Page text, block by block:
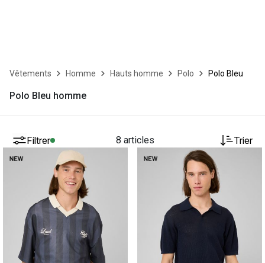
Vêtements Homme Hauts homme Polo Polo Bleu
Polo Bleu homme
Filtrer 8 articles Trier